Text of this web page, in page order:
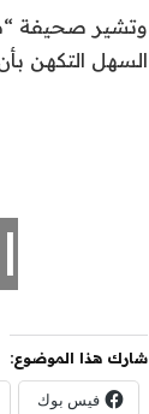
وتشير صحيفة
السهل التكهن
شارك هذا الموضوع:
فيس بوك